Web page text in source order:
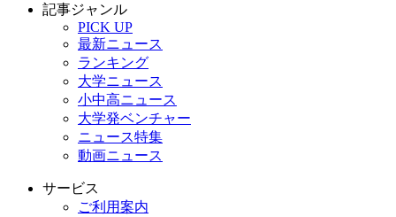
記事ジャンル
PICK UP
最新ニュース
ランキング
大学ニュース
小中高ニュース
大学発ベンチャー
ニュース特集
動画ニュース
サービス
ご利用案内